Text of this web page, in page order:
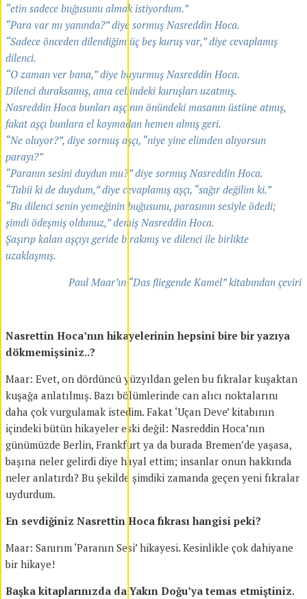
“etin sadece buğusunu almak istiyordum.”
“Para var mı yanında?” diye sormuş Nasreddin Hoca.
“Sadece önceden dilendiğim üç beş kuruş var,” diye cevaplamış
dilenci.
“O zaman ver bana,” diye buyurmuş Nasreddin Hoca.
Dilenci duraksamış, ama cebindeki kuruşları uzatmış.
Nasreddin Hoca bunları aşçının önündeki masanın üstüne atmış,
fakat aşçı bunlara el koymadan hemen almış geri.
“Ne oluyor?”, diye sormuş aşçı, “niye yine elimden alıyorsun
parayı?”
“Paranın sesini duydun mu?” diye sormuş Nasreddin Hoca.
“Tabii ki de duydum,” diye cevaplamış aşçı, “sağır değilim ki.”
“Bu dilenci senin yemeğinin buğusunu, parasının sesiyle ödedi;
şimdi ödeşmiş oldunuz,” demiş Nasreddin Hoca.
Şaşırıp kalan aşçıyı geride bırakmış ve dilenci ile birlikte
uzaklaşmış.
Paul Maar’ın “Das fliegende Kamel” kitabından çeviri
Nasrettin Hoca’nın hikayelerinin hepsini bire bir yazıya
dökmemişsiniz..?
Maar: Evet, on dördüncü yüzyıldan gelen bu fıkralar kuşaktan
kuşağa anlatılmış. Bazı bölümlerinde can alıcı noktalarını
daha çok vurgulamak istedim. Fakat ‘Uçan Deve’ kitabının
içindeki bütün hikayeler eski değil: Nasreddin Hoca’nın
günümüzde Berlin, Frankfurt ya da burada Bremen’de yaşasa,
başına neler gelirdi diye hayal ettim; insanlar onun hakkında
neler anlatırdı? Bu şekilde şimdiki zamanda geçen yeni fıkralar
uydurdum.
En sevdiğiniz Nasrettin Hoca fıkrası hangisi peki?
Maar: Sanırım ‘Paranın Sesi’ hikayesi. Kesinlikle çok dahiyane
bir hikaye!
Başka kitaplarınızda da Yakın Doğu’ya temas etmiştiniz.